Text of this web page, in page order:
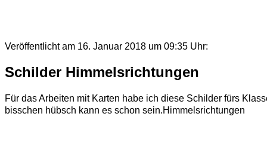
Veröffentlicht am 16. Januar 2018 um 09:35 Uhr:
Schilder Himmelsrichtungen
Für das Arbeiten mit Karten habe ich diese Schilder fürs
bisschen hübsch kann es schon sein.Himmelsrichtungen